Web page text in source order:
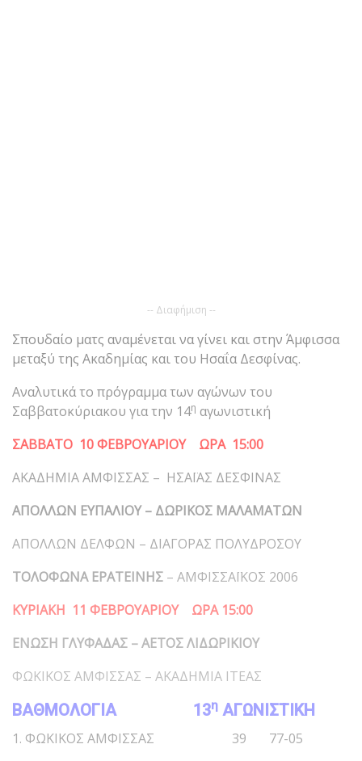
-- Διαφήμιση --
Σπουδαίο ματς αναμένεται να γίνει και στην Άμφισσα
μεταξύ της Ακαδημίας και του Ησαΐα Δεσφίνας.
Αναλυτικά το πρόγραμμα των αγώνων του
Σαββατοκύριακου για την 14η αγωνιστική
ΣΑΒΒΑΤΟ 10 ΦΕΒΡΟΥΑΡΙΟΥ ΩΡΑ 15:00
ΑΚΑΔΗΜΙΑ ΑΜΦΙΣΣΑΣ – ΗΣΑΪΑΣ ΔΕΣΦΙΝΑΣ
ΑΠΟΛΛΩΝ ΕΥΠΑΛΙΟΥ – ΔΩΡΙΚΟΣ ΜΑΛΑΜΑΤΩΝ
ΑΠΟΛΛΩΝ ΔΕΛΦΩΝ – ΔΙΑΓΟΡΑΣ ΠΟΛΥΔΡΟΣΟΥ
ΤΟΛΟΦΩΝΑ ΕΡΑΤΕΙΝΗΣ – ΑΜΦΙΣΣΑΪΚΟΣ 2006
ΚΥΡΙΑΚΗ 11 ΦΕΒΡΟΥΑΡΙΟΥ ΩΡΑ 15:00
ΕΝΩΣΗ ΓΛΥΦΑΔΑΣ –ΑΕΤΟΣ ΛΙΔΩΡΙΚΙΟΥ
ΦΩΚΙΚΟΣ ΑΜΦΙΣΣΑΣ – ΑΚΑΔΗΜΙΑ ΙΤΕΑΣ
ΒΑΘΜΟΛΟΓΙΑ 13η ΑΓΩΝΙΣΤΙΚΗ
1. ΦΩΚΙΚΟΣ ΑΜΦΙΣΣΑΣ 39 77-05